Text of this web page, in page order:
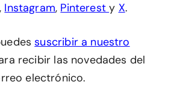
, Instagram, Pinteresty X.
suscribir a nuestro
recibir las novedades del
electrónico.